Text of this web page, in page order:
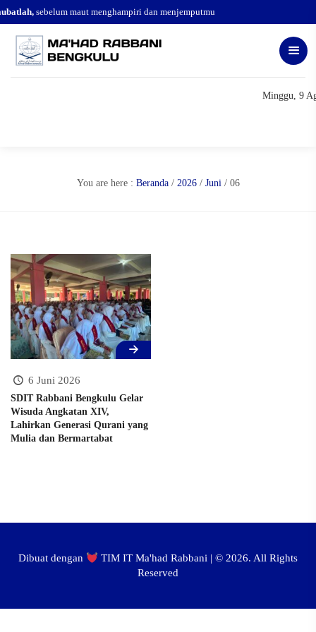
sebelum maut menghampiri dan menjemputmu
Minggu, 9
You are here : Beranda/ 2026/ Juni/ 06
6 Juni 2026
SDIT Rabbani Bengkulu Gelar
Wisuda Angkatan XIV,
Lahirkan Generasi Qurani yang
Mulia dan Bermartabat
Dibuat dengan TIM IT Ma'had Rabbani | ©2026. All Rights
Reserved